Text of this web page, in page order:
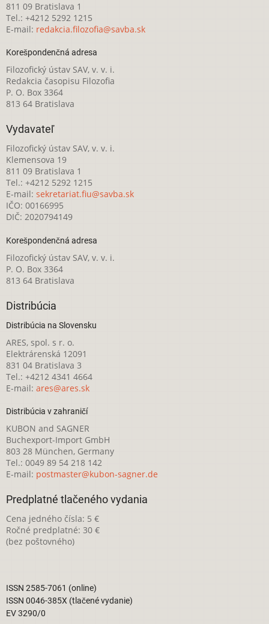
811 09 Bratislava 1
Tel.: +4212 5292 1215
E-mail: redakcia.filozofia@savba.sk
Korešpondenčná adresa
Filozofický ústav SAV, v. v. i.
Redakcia časopisu Filozofia
P. O. Box 3364
813 64 Bratislava
Vydavateľ
Filozofický ústav SAV, v. v. i.
Klemensova 19
811 09 Bratislava 1
Tel.: +4212 5292 1215
E-mail: sekretariat.fiu@savba.sk
IČO: 00166995
DIČ: 2020794149
Korešpondenčná adresa
Filozofický ústav SAV, v. v. i.
P. O. Box 3364
813 64 Bratislava
Distribúcia
Distribúcia na Slovensku
ARES, spol. s r. o.
Elektrárenská 12091
831 04 Bratislava 3
Tel.: +4212 4341 4664
E-mail: ares@ares.sk
Distribúcia v zahraničí
KUBON and SAGNER
Buchexport-Import GmbH
803 28 München, Germany
Tel.: 0049 89 54 218 142
E-mail: postmaster@kubon-sagner.de
Predplatné tlačeného vydania
Cena jedného čísla: 5 €
Ročné predplatné: 30 €
(bez poštovného)
ISSN 2585-7061 (online)
ISSN 0046-385X (tlačené vydanie)
EV 3290/0